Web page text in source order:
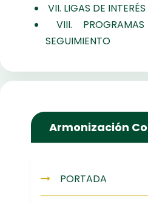
VII. LIGAS DE INTERÉS
VIII.
SEGUIMIENTO
Armonización
PORTADA